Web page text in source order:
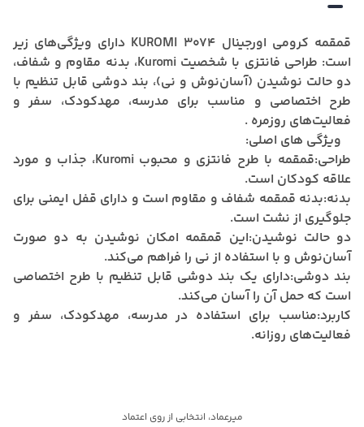
قمقمه کرومی اورجینال KUROMI 3074 دارای ویژگی‌های زیر
است: طراحی فانتزی با شخصیت Kuromi، بدنه مقاوم و شفاف،
دو حالت نوشیدن (آسان‌نوش و نی)، بند دوشی قابل تنظیم با
طرح اختصاصی و مناسب برای مدرسه، مهدکودک، سفر و
فعالیت‌های روزمره .
ویژگی های اصلی:
طراحی:
قمقمه با طرح فانتزی و محبوب Kuromi، جذاب و مورد
علاقه کودکان است.
بدنه:بدنه قمقمه شفاف و مقاوم است و دارای قفل ایمنی برای
جلوگیری از نشت است.
دو حالت نوشیدن:این قمقمه امکان نوشیدن به دو صورت
آسان‌نوش و با استفاده از نی را فراهم می‌کند.
بند دوشی:دارای یک بند دوشی قابل تنظیم با طرح اختصاصی
است که حمل آن را آسان می‌کند.
کاربرد:مناسب برای استفاده در مدرسه، مهدکودک، سفر و
فعالیت‌های روزانه.
میرعماد، انتخابی از روی اعتماد